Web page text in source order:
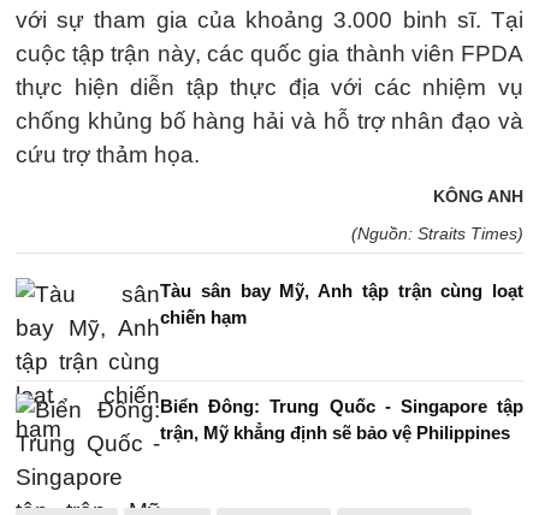
với sự tham gia của khoảng 3.000 binh sĩ. Tại
cuộc tập trận này, các quốc gia thành viên FPDA
thực hiện diễn tập thực địa với các nhiệm vụ
chống khủng bố hàng hải và hỗ trợ nhân đạo và
cứu trợ thảm họa.
KÔNG ANH
(Nguồn: Straits Times)
Tàu sân bay Mỹ, Anh tập trận cùng loạt
chiến hạm
Biển Đông: Trung Quốc - Singapore tập
trận, Mỹ khẳng định sẽ bảo vệ Philippines